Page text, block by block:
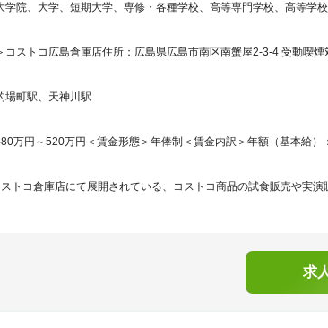
学院、大学、短期大学、専修・各種学校、高等専門学校、高等学
コストコ広島倉庫店住所：広島県広島市南区南蟹屋2-3-4 受動喫
場町駅、天神川駅
万円～520万円＜賃金形態＞年俸制＜賃金内訳＞年額（基本給
トコ倉庫店にて展開されている、コストコ商品の試食販売や実
求